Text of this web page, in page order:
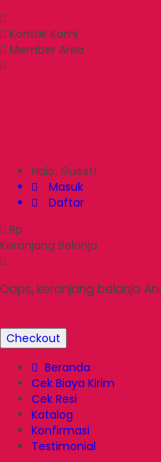
Kontak Kami
Member Area
Halo, Guest!
Masuk
Daftar
Rp
Keranjang Belanja
Oops, keranjang belanja
Checkout
Beranda
Cek Biaya Kirim
Cek Resi
Katalog
Konfirmasi
Testimonial